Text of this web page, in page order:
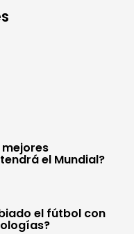
mejores
el Mundial?
el fútbol con